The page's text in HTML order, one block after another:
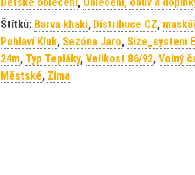
Štítků: Barva khaki, Distribuce CZ,
Pohlaví Kluk, Sezóna Jaro, Size_system
24m, Typ Tepláky, Velikost 86/92, Volný
Městské, Zima